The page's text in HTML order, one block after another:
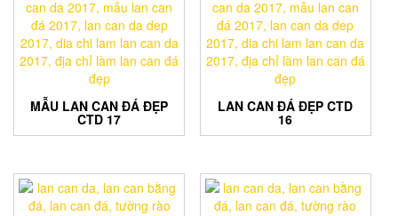
MẪU LAN CAN ĐÁ ĐẸP
CTD 17
LAN CAN ĐÁ ĐẸP CTD
16